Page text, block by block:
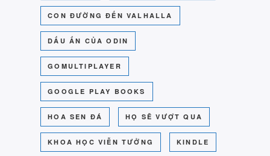
CON ĐƯỜNG ĐẾN VALHALLA
DẤU ẤN CỦA ODIN
GOMULTIPLAYER
GOOGLE PLAY BOOKS
HOA SEN ĐÁ HỌ SẼ VƯỢT QUA
KHOA HỌC VIỄN TƯỞNG KINDLE